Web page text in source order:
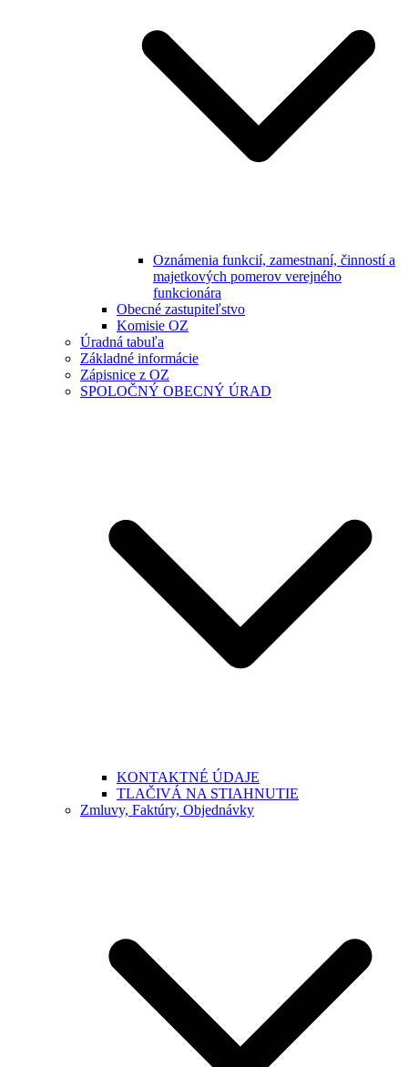
Oznámenia funkcií, zamestnaní, činností a
majetkových pomerov verejného
funkcionára
Obecné zastupiteľstvo
Komisie OZ
Úradná tabuľa
Základné informácie
Zápisnice z OZ
SPOLOČNÝ OBECNÝ ÚRAD
KONTAKTNÉ ÚDAJE
TLAČIVÁ NA STIAHNUTIE
Zmluvy, Faktúry, Objednávky